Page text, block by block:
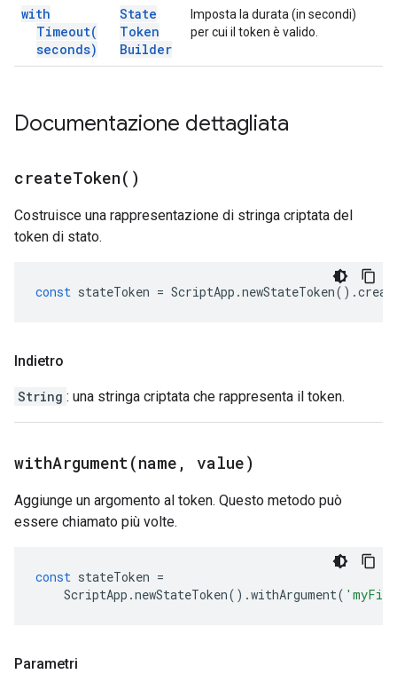
with
Timeout(
seconds)
State
Token
Builder
Imposta la durata (in secondi)
per cui il token è valido.
Documentazione dettagliata
createToken( )
Costruisce una rappresentazione di stringa criptata del
token di stato.
const stateToken = ScriptApp .newStateToken().
Indietro
String : una stringa criptata che rappresenta il token.
withArgument(name , value)
Aggiunge un argomento al token. Questo metodo può
essere chiamato più volte.
const stateToken =
ScriptApp .newStateToken().withArgument(
Parametri